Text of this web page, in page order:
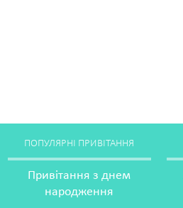
ПОПУЛЯРНІ ПРИВІТАННЯ
Привітання з днем
народження